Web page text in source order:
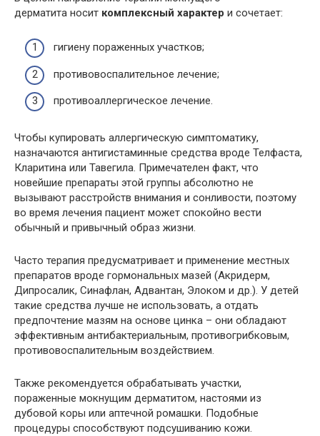
дерматита носит комплексный характер и сочетает:
гигиену пораженных участков;
противовоспалительное лечение;
противоаллергическое лечение.
Чтобы купировать аллергическую симптоматику,
назначаются антигистаминные средства вроде Телфаста,
Кларитина или Тавегила. Примечателен факт, что
новейшие препараты этой группы абсолютно не
вызывают расстройств внимания и сонливости, поэтому
во время лечения пациент может спокойно вести
обычный и привычный образ жизни.
Часто терапия предусматривает и применение местных
препаратов вроде гормональных мазей (Акридерм,
Дипросалик, Синафлан, Адвантан, Элоком и др.). У детей
такие средства лучше не использовать, а отдать
предпочтение мазям на основе цинка – они обладают
эффективным антибактериальным, противогрибковым,
противовоспалительным воздействием.
Также рекомендуется обрабатывать участки,
пораженные мокнущим дерматитом, настоями из
дубовой коры или аптечной ромашки. Подобные
процедуры способствуют подсушиванию кожи.